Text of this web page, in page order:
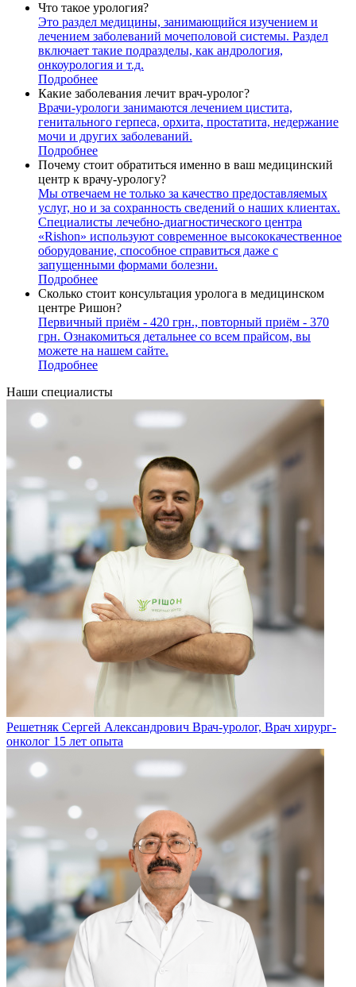
Что такое урология?
Это раздел медицины, занимающийся изучением и
лечением заболеваний мочеполовой системы. Раздел
включает такие подразделы, как андрология,
онкоурология и т.д.
Подробнее
Какие заболевания лечит врач-уролог?
Врачи-урологи занимаются лечением цистита,
генитального герпеса, орхита, простатита, недержание
мочи и других заболеваний.
Подробнее
Почему стоит обратиться именно в ваш медицинский
центр к врачу-урологу?
Мы отвечаем не только за качество предоставляемых
услуг, но и за сохранность сведений о наших клиентах.
Специалисты лечебно-диагностического центра
«Rishon» используют современное высококачественное
оборудование, способное справиться даже с
запущенными формами болезни.
Подробнее
Сколько стоит консультация уролога в медицинском
центре Ришон?
Первичный приём - 420 грн., повторный приём - 370
грн. Ознакомиться детальнее со всем прайсом, вы
можете на нашем сайте.
Подробнее
Наши специалисты
Решетняк Сергей Александрович Врач-уролог, Врач хирург-
онколог 15 лет опыта